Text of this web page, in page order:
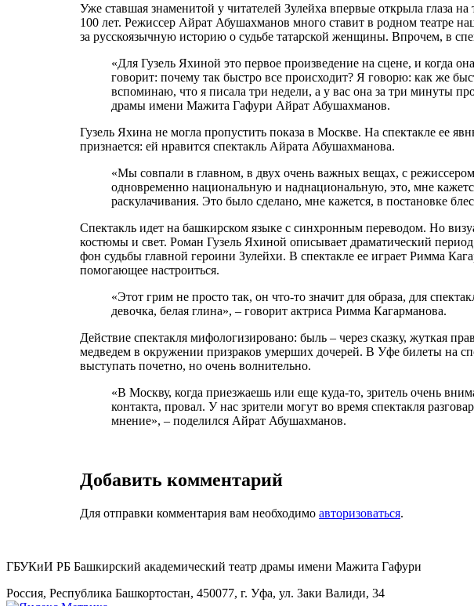
Уже ставшая знаменитой у читателей Зулейха впервые открыла глаза
100 лет. Режиссер Айрат Абушахманов много ставит в родном театре
за русскоязычную историю о судьбе татарской женщины. Впрочем, в
«Для Гузель Яхиной это первое произведение на сцене, и когда
говорит: почему так быстро все происходит? Я говорю: как же
вспоминаю, что я писала три недели, а у вас она за три минуты
драмы имени Мажита Гафури Айрат Абушахманов.
Гузель Яхина не могла пропустить показа в Москве. На спектакле ее
признается: ей нравится спектакль Айрата Абушахманова.
«Мы совпали в главном, в двух очень важных вещах, с
одновременно национальную и наднациональную, это, мне
раскулачивания. Это было сделано, мне кажется, в постановке
Спектакль идет на башкирском языке с синхронным переводом. Но
костюмы и свет. Роман Гузель Яхиной описывает драматический
фон судьбы главной героини Зулейхи. В спектакле ее играет Римма
помогающее настроиться.
«Этот грим не просто так, он что-то значит для образа, для
девочка, белая глина», ‒ говорит актриса Римма Кагарманова.
Действие спектакля мифологизировано: быль – через сказку, жуткая
медведем в окружении призраков умерших дочерей. В Уфе билеты на
выступать почетно, но очень волнительно.
«В Москву, когда приезжаешь или еще куда-то, зритель очень
контакта, провал. У нас зрители могут во время спектакля
мнение», ‒ поделился Айрат Абушахманов.
Добавить комментарий
Для отправки комментария вам необходимо авторизоваться.
ГБУКиИ РБ Башкирский академический театр драмы имени Мажита Гафури
Россия, Республика Башкортостан, 450077, г. Уфа, ул. Заки Валиди, 34